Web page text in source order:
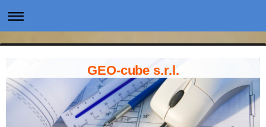
GEO-cube s.r.l.